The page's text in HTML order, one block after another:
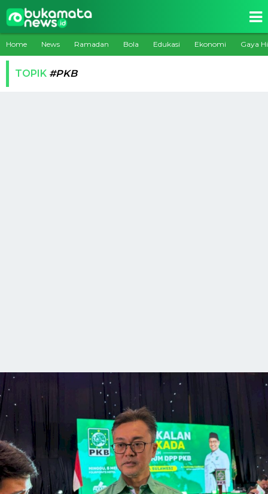
Home News Ramadan Bola Edukasi Ekonomi Gaya
TOPIK #PKB